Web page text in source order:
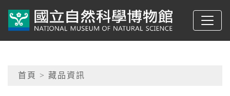
典藏網-國立自然科學
網頁導覽
首頁 > 藏品資訊